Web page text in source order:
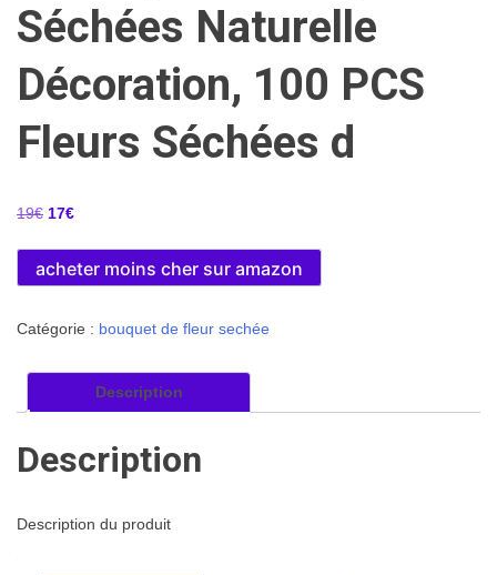
Séchées Naturelle
Décoration, 100 PCS
Fleurs Séchées d
19€ Le
initial
était :
17€Le
est :
acheter moins cher sur amazon
Catégorie : bouquet de fleur sechée
Description
Description
Description du produit